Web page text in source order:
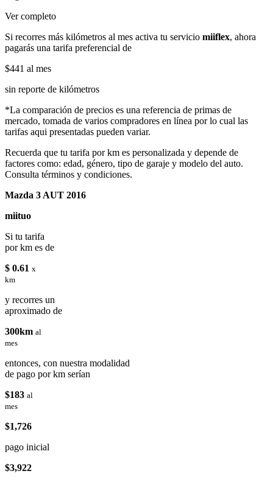
Ver completo
Si recorres más kilómetros al mes activa tu servicio miiflex, ahora
pagarás una tarifa preferencial de
$441 al mes
sin reporte de kilómetros
*La comparación de precios es una referencia de primas de
mercado, tomada de varios compradores en línea por lo cual las
tarifas aqui presentadas pueden variar.
Recuerda que tu tarifa por km es personalizada y depende de
factores como: edad, género, tipo de garaje y modelo del auto.
Consulta términos y condiciones.
Mazda 3 AUT 2016
miituo
Si tu tarifa
por km es de
$ 0.61 x
km
y recorres un
aproximado de
300km al
mes
entonces, con nuestra modalidad
de pago por km serían
$183 al
mes
$1,726
pago inicial
$3,922